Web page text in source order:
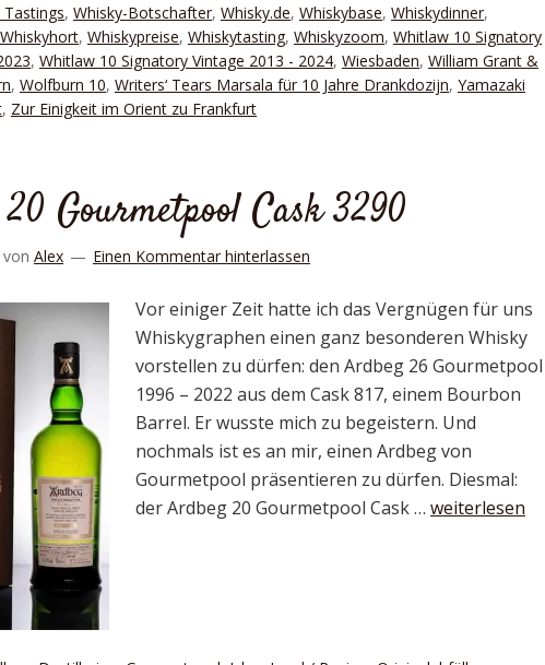
Tastings, Whisky-Botschafter, Whisky.de, Whiskybase, Whiskydinner,
Whiskyhort, Whiskypreise, Whiskytasting, Whiskyzoom, Whitlaw 10 Signatory
, Whitlaw 10 Signatory Vintage 2013 - 2024, Wiesbaden, William Grant &
, Wolfburn 10, Writers‘ Tears Marsala für 10 Jahre Drankdozijn, Yamazaki
, Zur Einigkeit im Orient zu Frankfurt
Gourmetpool Cask 3290
von Alex Einen Kommentar hinterlassen
Vor einiger Zeit hatte ich das Vergnügen für uns
Whiskygraphen einen ganz besonderen Whisky
vorstellen zu dürfen: den Ardbeg 26 Gourmetpool
1996 – 2022 aus dem Cask 817, einem Bourbon
Barrel. Er wusste mich zu begeistern. Und
nochmals ist es an mir, einen Ardbeg von
Gourmetpool präsentieren zu dürfen. Diesmal:
der Ardbeg 20 Gourmetpool Cask … weiterlesen